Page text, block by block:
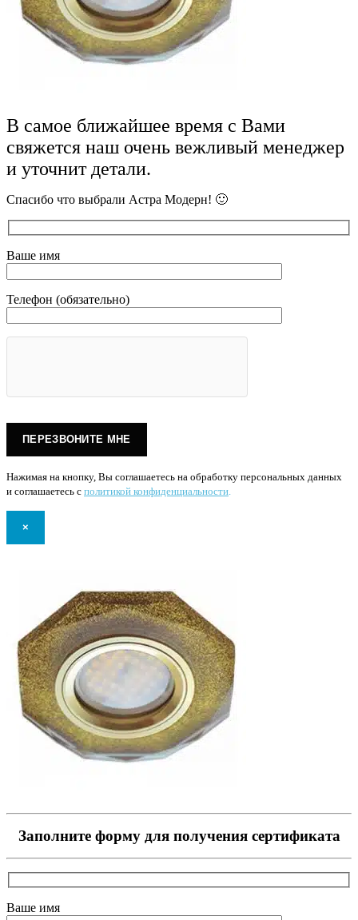
В самое ближайшее время с Вами
свяжется наш очень вежливый менеджер
и уточнит детали.
Спасибо что выбрали Астра Модерн! 🙂
Ваше имя
Телефон (обязательно)
Нажимая на кнопку, Вы соглашаетесь на обработку персональных данных
и соглашаетесь с политикой конфиденциальности.
×
Заполните форму для получения сертификата
Ваше имя